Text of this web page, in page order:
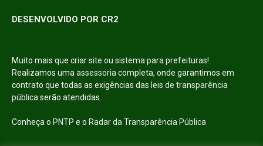
DESENVOLVIDO POR CR2
Muito mais que criar site ou sistema para prefeituras!
Realizamos uma assessoria completa, onde garantimos em
contrato que todas as exigências das leis de transparência
pública serão atendidas.
Conheça o PNTP e o Radar da Transparência Pública